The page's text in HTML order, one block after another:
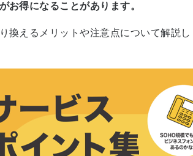
お得になることがあります。
換えるメリットや注意点について解説